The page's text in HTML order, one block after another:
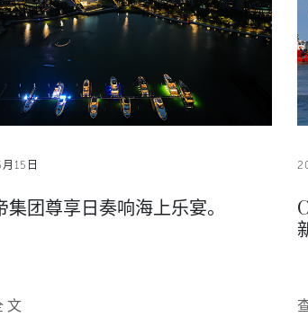
15日
集团尊享日奏响海上乐宴。
文